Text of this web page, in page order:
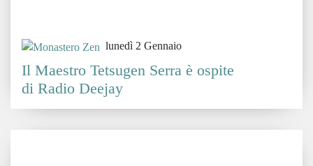
lunedì 2 Gennaio
Il Maestro Tetsugen Serra è ospite
di Radio Deejay